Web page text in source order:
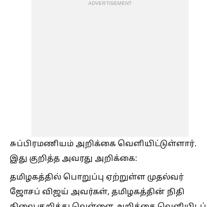
ADVERTISEMENT
சுப்பிரமணியம் அறிக்கை வெளியிட்டுள்ளார்.
இது குறித்த அவரது அறிக்கை:
தமிழகத்தில் பொறுப்பு ஏற்றுள்ள முதல்வர்
ஜோசப் விஜய் அவர்கள், தமிழகத்தின் நிதி